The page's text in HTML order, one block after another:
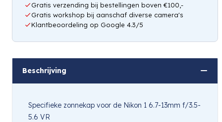
Gratis verzending bij bestellingen boven €100,-
Gratis workshop bij aanschaf diverse camera's
Klantbeoordeling op Google 4.3/5
Beschrijving
Specifieke zonnekap voor de Nikon 1 6.7-13mm f/3.5-
5.6 VR